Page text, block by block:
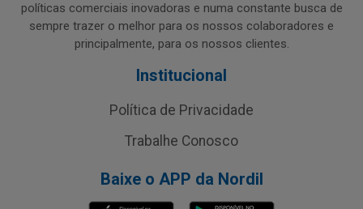
políticas comerciais inovadoras e numa constante busca de
sempre trazer o melhor para os nossos colaboradores e
principalmente, para os nossos clientes.
Institucional
Política de Privacidade
Trabalhe Conosco
Baixe o APP da Nordil